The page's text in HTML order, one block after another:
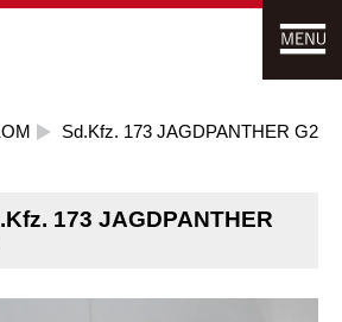
Sd.Kfz. 173 JAGDPANTHER G2
173 JAGDPANTHER